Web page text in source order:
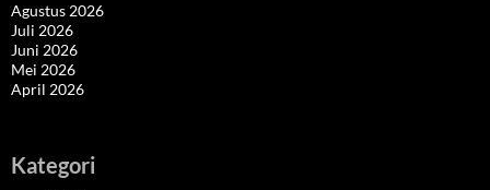
Agustus 2026
Juli 2026
Juni 2026
Mei 2026
April 2026
Kategori